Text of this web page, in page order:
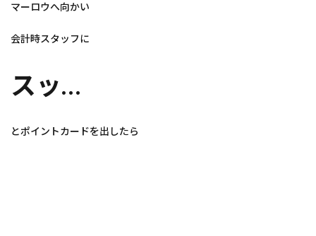
マーロウへ向かい
会計時スタッフに
スッ…
とポイントカードを出したら